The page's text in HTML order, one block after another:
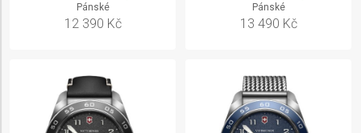
Pánské
12 390 Kč
Pánské
13 490 Kč